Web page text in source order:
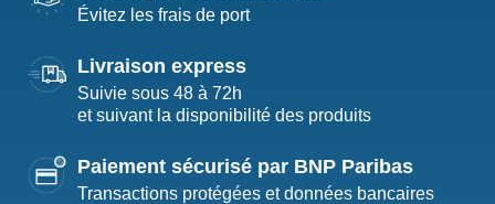
Évitez les frais de port
Livraison express
Suivie sous 48 à 72h
et suivant la disponibilité des produits
Paiement sécurisé par BNP Paribas
Transactions protégées et données bancaires